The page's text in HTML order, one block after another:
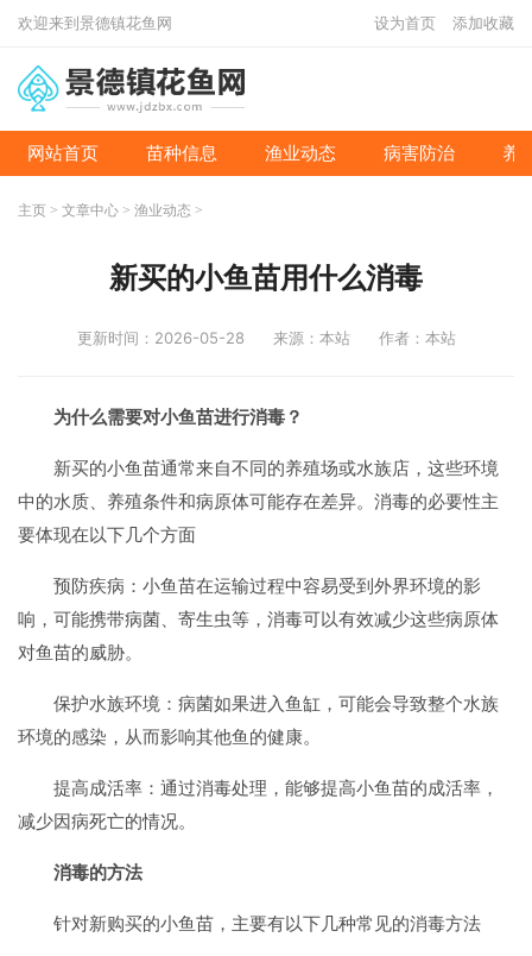
欢迎来到景德镇花鱼网 设为首页 添加收藏
网站首页 苗种信息 渔业动态 病害防治 养
主页 > 文章中心 > 渔业动态 >
新买的小鱼苗用什么消毒
更新时间：2026-05-28 来源：本站 作者：本站
为什么需要对小鱼苗进行消毒？
新买的小鱼苗通常来自不同的养殖场或水族店，这些环境
中的水质、养殖条件和病原体可能存在差异。消毒的必要性主
要体现在以下几个方面
预防疾病：小鱼苗在运输过程中容易受到外界环境的影
响，可能携带病菌、寄生虫等，消毒可以有效减少这些病原体
对鱼苗的威胁。
保护水族环境：病菌如果进入鱼缸，可能会导致整个水族
环境的感染，从而影响其他鱼的健康。
提高成活率：通过消毒处理，能够提高小鱼苗的成活率，
减少因病死亡的情况。
消毒的方法
针对新购买的小鱼苗，主要有以下几种常见的消毒方法